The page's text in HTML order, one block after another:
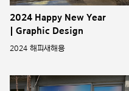
2024 Happy New Year
| Graphic Design
2024 해피새해용